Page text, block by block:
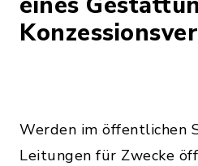
Werden im öffentlichen
Leitungen für Zwecke